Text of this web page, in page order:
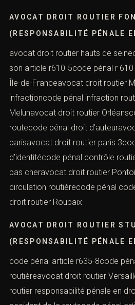
AVOCAT DROIT ROUTIER
(RESPONSABILITÉ PÉNALE
avocat droit routier hauts de
son article r610-5code pénal r
Île-de-Franceavocat droit routier
infractioncode pénal infraction
Melunavocat droit routier
routecode pénal droit
parisavocat droit routier paris
d’identitécode pénal contrôle
pas cheravocat droit routier
circulation routièrecode pénal
droit routier Roubaix
AVOCAT DROIT ROUTIER
(RESPONSABILITÉ PÉNALE
code pénal article r635-8code
routièreavocat droit routier
routier responsabilité pénale en